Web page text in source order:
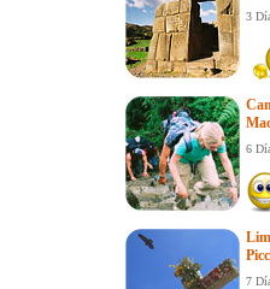
3
6
7